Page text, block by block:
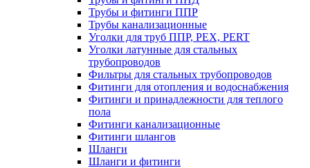
Трубы и фитинги ППР
Трубы канализационные
Уголки для труб ППР, PEX, PERT
Уголки латунные для стальных
трубопроводов
Фильтры для стальных трубопроводов
Фитинги для отопления и водоснабжения
Фитинги и принадлежности для теплого
пола
Фитинги канализационные
Фитинги шлангов
Шланги
Шланги и фитинги